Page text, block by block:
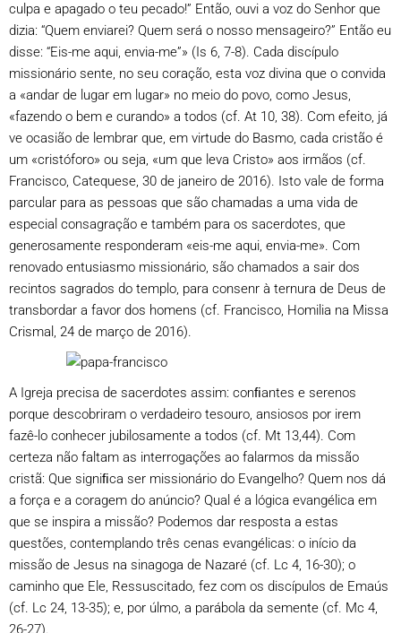
culpa e apagado o teu pecado!” Então, ouvi a voz do Senhor que
dizia: “Quem enviarei? Quem será o nosso mensageiro?” Então eu
disse: “Eis-me aqui, envia-me”» (Is 6, 7-8). Cada discípulo
missionário sente, no seu coração, esta voz divina que o convida
a «andar de lugar em lugar» no meio do povo, como Jesus,
«fazendo o bem e curando» a todos (cf. At 10, 38). Com efeito, já
ve ocasião de lembrar que, em virtude do Basmo, cada cristão é
um «cristóforo» ou seja, «um que leva Cristo» aos irmãos (cf.
Francisco, Catequese, 30 de janeiro de 2016). Isto vale de forma
parcular para as pessoas que são chamadas a uma vida de
especial consagração e também para os sacerdotes, que
generosamente responderam «eis-me aqui, envia-me». Com
renovado entusiasmo missionário, são chamados a sair dos
recintos sagrados do templo, para consenr à ternura de Deus de
transbordar a favor dos homens (cf. Francisco, Homilia na Missa
Crismal, 24 de março de 2016).
A Igreja precisa de sacerdotes assim: conﬁantes e serenos
porque descobriram o verdadeiro tesouro, ansiosos por irem
fazê-lo conhecer jubilosamente a todos (cf. Mt 13,44). Com
certeza não faltam as interrogações ao falarmos da missão
cristã: Que signiﬁca ser missionário do Evangelho? Quem nos dá
a força e a coragem do anúncio? Qual é a lógica evangélica em
que se inspira a missão? Podemos dar resposta a estas
questões, contemplando três cenas evangélicas: o início da
missão de Jesus na sinagoga de Nazaré (cf. Lc 4, 16-30); o
caminho que Ele, Ressuscitado, fez com os discípulos de Emaús
(cf. Lc 24, 13-35); e, por úlmo, a parábola da semente (cf. Mc 4,
26-27).